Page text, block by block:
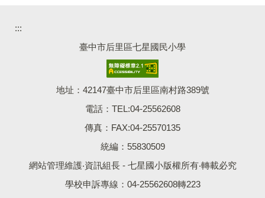
:::
臺中市后里區七星國民小學
地址：42147臺中市后里區南村路389號
電話：TEL:04-25562608
傳真：FAX:04-25570135
統編：55830509
網站管理維護‧資訊組長 - 七星國小版權所有‧轉載必究
學校申訴專線：04-25562608轉223